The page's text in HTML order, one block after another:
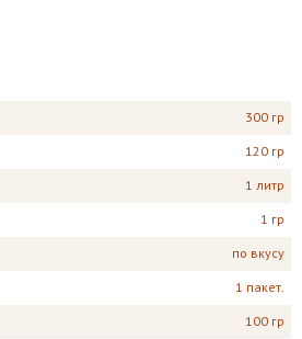
300 гр
120 гр
1 литр
1 гр
по вкусу
1 пакет.
100 гр